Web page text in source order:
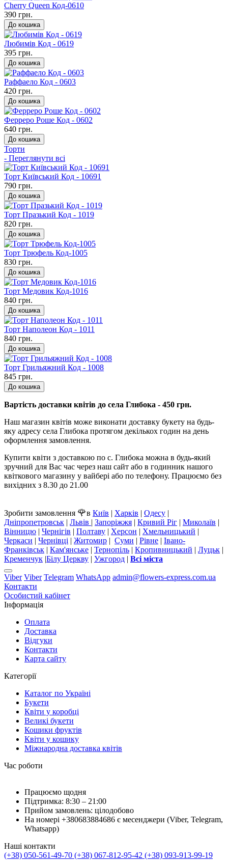
Cherry Queen Код-0610
390 грн.
До кошика
Любимів Код - 0619
395 грн.
До кошика
Раффаело Код - 0603
420 грн.
До кошика
Ферреро Роше Код - 0602
640 грн.
До кошика
Торти
- Переглянути всі
Торт Київський Код - 10691
790 грн.
До кошика
Торт Празький Код - 1019
820 грн.
До кошика
Торт Трюфель Код-1005
830 грн.
До кошика
Торт Медовик Код-1016
840 грн.
До кошика
Торт Наполеон Код - 1011
840 грн.
До кошика
Торт Грильяжний Код - 1008
845 грн.
До кошика
Вартість доставки квітів до села Глибока - 450 грн.
Наш магазин квітів може виконати доставку букету на будь-
яку адресу села Глибока протягом декількох годин на день
оформлення замовлення.
Купити квіти з доставкою по с. Глибока можна в будь-який
зручний для Вас час через наш сайт або в годинник нашого
квіткового магазину у вайбері або по телефону. Працюємо без
вихідних з 8.30 до 21.00
Зробити замовлення 🌹в Київ | Харків | Одесу |
Дніпропетровськ | Львів | Запоріжжя | Кривий Ріг | Миколаїв |
Вінницю | Чернігів | Полтаву | Херсон | Хмельницький |
Черкаси | Чернівці | Житомир | Суми | Рівне | Івано-
Франківськ | Кам'янське | Тернопіль | Кропивницький | Луцьк |
Кременчук |Білу Церкву | Ужгород | Всі міста
Viber Viber Telegram WhatsApp admin@flowers-express.com.ua
Контакти
Особистий кабінет
Інформація
Оплата
Доставка
Відгуки
Контакти
Карта сайту
Категорії
Каталог по Україні
Букети
Квіти у коробці
Великі букети
Кошики фруктів
Квіти у кошику
Міжнародна доставка квітів
Час роботи
Працюємо щодня
Підтримка: 8:30 – 21:00
Прийом замовлень: цілодобово
На номері +380683884686 є месенджери (Viber, Telegram,
Whatsapp)
Наші контакти
(+38) 050-561-49-70 (+38) 067-812-95-42 (+38) 093-913-99-19